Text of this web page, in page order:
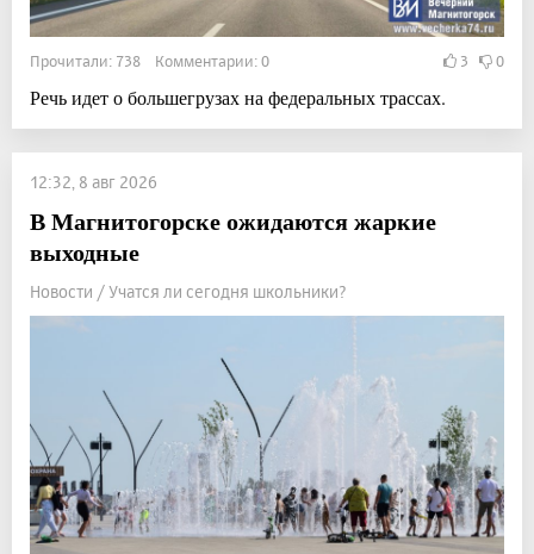
Прочитали: 738 Комментарии: 0 3 0
Речь идет о большегрузах на федеральных трассах.
12:32, 8 авг 2026
В Магнитогорске ожидаются жаркие
выходные
Новости / Учатся ли сегодня школьники?